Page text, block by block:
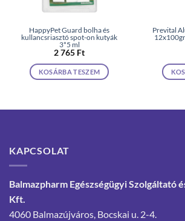
HappyPet Guard bolha és
kullancsriasztó spot-on kutyák
3*5 ml
2 765 Ft
KOSÁRBA TESZEM
Prevital
KAPCSOLAT
Balmazpharm Egészségügyi Szolgáltató
Kft.
4060 Balmazújváros, Bocskai u. 2-4.